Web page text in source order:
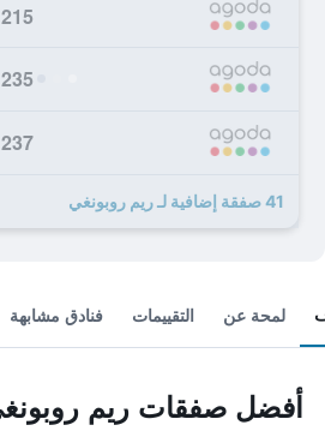
215 ﷼
235 ﷼
237 ﷼
41 صفقة إضافية لـ ريم روبونغي
لمحة عن التقييمات فنادق مشابهة
أفضل صفقات ريم